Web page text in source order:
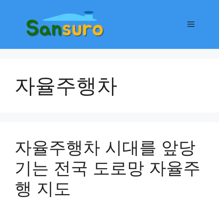
메
자율주행차
자율주행차 시대를 앞당
기는 전국 도로망 자율주
행 지도